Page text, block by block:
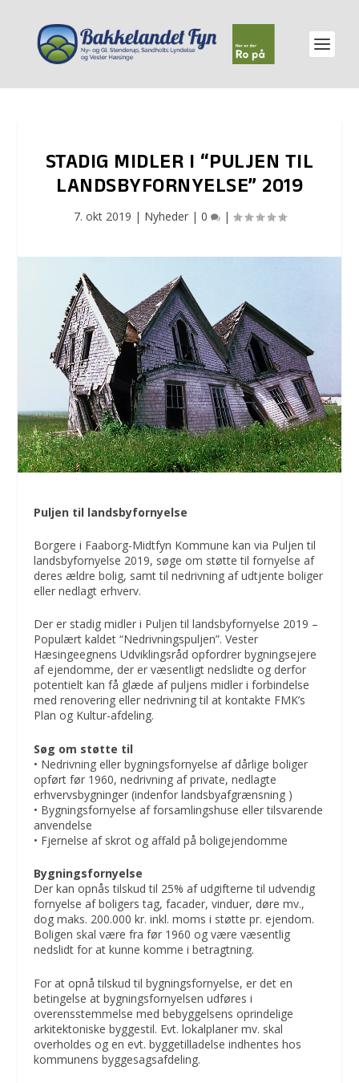
STADIG MIDLER I “PULJEN TIL
LANDSBYFORNYELSE” 2019
7. okt 2019 | Nyheder| 0 |
Puljen til landsbyfornyelse
Borgere i Faaborg-Midtfyn Kommune kan via Puljen til
landsbyfornyelse 2019, søge om støtte til fornyelse af
deres ældre bolig, samt til nedrivning af udtjente boliger
eller nedlagt erhverv.
Der er stadig midler i Puljen til landsbyfornyelse 2019 –
Populært kaldet “Nedrivningspuljen”. Vester
Hæsingeegnens Udviklingsråd opfordrer bygningsejere
af ejendomme, der er væsentligt nedslidte og derfor
potentielt kan få glæde af puljens midler i forbindelse
med renovering eller nedrivning til at kontakte FMK’s
Plan og Kultur-afdeling.
Søg om støtte til
• Nedrivning eller bygningsfornyelse af dårlige boliger
opført før 1960, nedrivning af private, nedlagte
erhvervsbygninger (indenfor landsbyafgrænsning )
• Bygningsfornyelse af forsamlingshuse eller tilsvarende
anvendelse
• Fjernelse af skrot og affald på boligejendomme
Bygningsfornyelse
Der kan opnås tilskud til 25% af udgifterne til udvendig
fornyelse af boligers tag, facader, vinduer, døre mv.,
dog maks. 200.000 kr. inkl. moms i støtte pr. ejendom.
Boligen skal være fra før 1960 og være væsentlig
nedslidt for at kunne komme i betragtning.
For at opnå tilskud til bygningsfornyelse, er det en
betingelse at bygningsfornyelsen udføres i
overensstemmelse med bebyggelsens oprindelige
arkitektoniske byggestil. Evt. lokalplaner mv. skal
overholdes og en evt. byggetilladelse indhentes hos
kommunens byggesagsafdeling.